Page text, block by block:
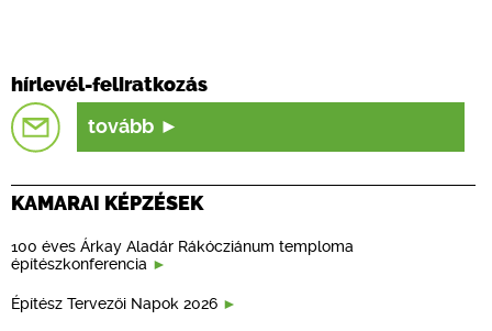
hírlevél-feliratkozás
tovább
KAMARAI KÉPZÉSEK
100 éves Árkay Aladár Rákócziánum temploma
építészkonferencia
Építész Tervezői Napok 2026